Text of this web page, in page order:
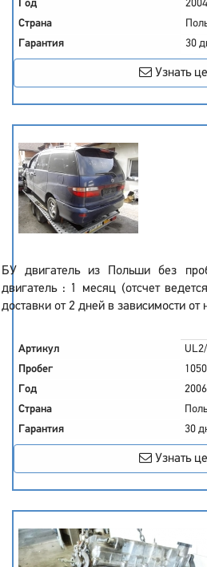
Год
2004
Страна
Гарантия
30
Узнать
БУ двигатель из Польши без
двигатель : 1 месяц (отсчет
доставки от 2 дней в зависимости от
Артикул
Пробег
Год
2006
Страна
Гарантия
30
Узнать